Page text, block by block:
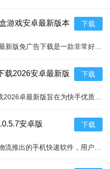
游戏安卓最新版本
下载
载2026安卓最新版
版
下载
安卓版 下载